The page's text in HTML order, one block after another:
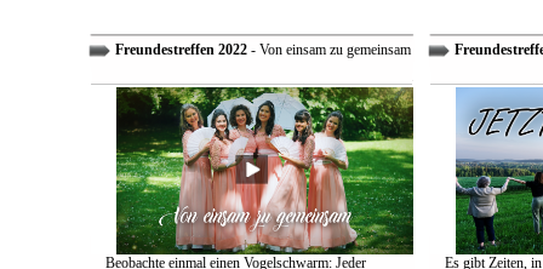
Freundestreffen 2022- Von einsam zu gemeinsam
Beobachte einmal einen Vogelschwarm: Jeder
Es gibt Zeiten,